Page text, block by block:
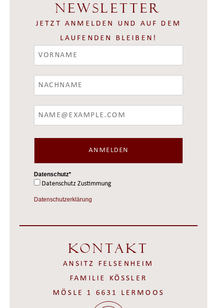
Newsletter
JETZT ANMELDEN UND AUF DEM
LAUFENDEN BLEIBEN!
ANMELDEN
Datenschutz*
Datenschutz Zustimmung
Datenschutzerklärung
Kontakt
ANSITZ FELSENHEIM
FAMILIE KÖSSLER
MÖSLE 1 6631 LERMOOS